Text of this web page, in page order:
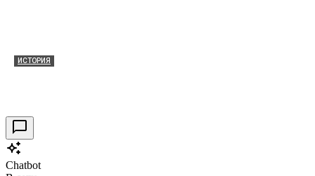
ИСТОРИЯ
Chatbot